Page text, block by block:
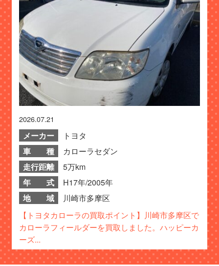
2026.07.21
メーカー
トヨタ
車 種
カローラセダン
走行距離
5万km
年 式
H17年/2005年
地 域
川崎市多摩区
【トヨタカローラの買取ポイント】川崎市多摩区で
カローラフィールダーを買取しました。ハッピーカ
ーズ...